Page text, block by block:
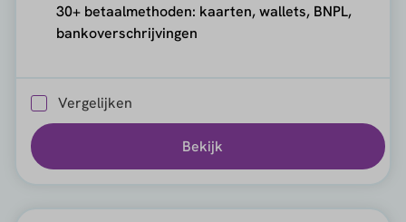
30+ betaalmethoden: kaarten, wallets, BNPL,
bankoverschrijvingen
Vergelijken
Bekijk